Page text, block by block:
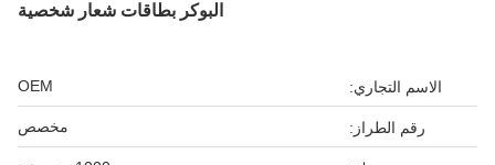
البوكر بطاقات شعار شخصية
الاسم التجاري: OEM
رقم الطراز: مخصص